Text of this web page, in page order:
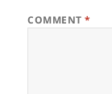
COMMENT*